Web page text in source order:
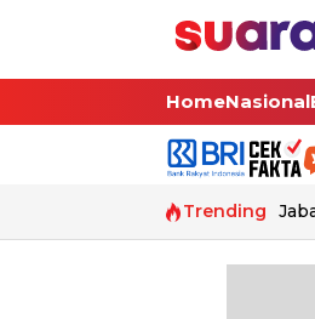
HomeNasional
Trending